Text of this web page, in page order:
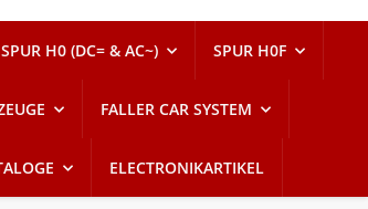
SPUR H0 (DC= & AC~) SPUR H0F
FALLER CAR SYSTEM
ELECTRONIKARTIKEL